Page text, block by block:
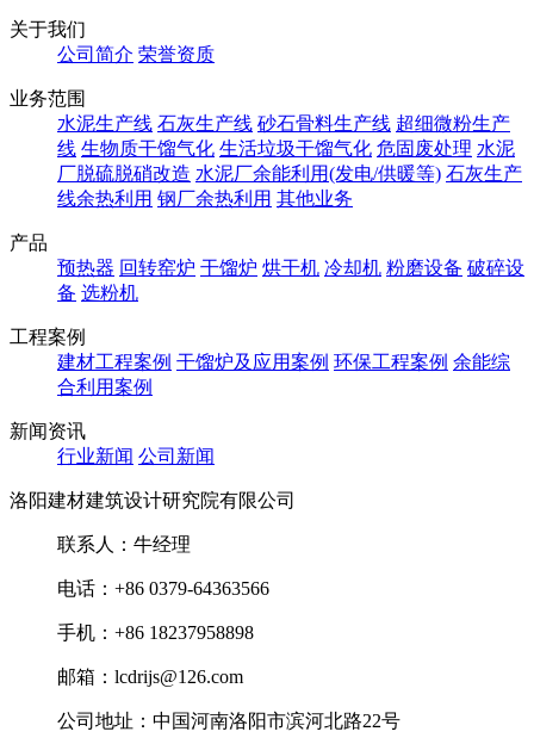
关于我们
公司简介 荣誉资质
业务范围
水泥生产线 石灰生产线 砂石骨料生产线 超细微粉生产
线 生物质干馏气化 生活垃圾干馏气化 危固废处理 水泥
厂脱硫脱硝改造 水泥厂余能利用(发电/供暖等) 石灰生产
线余热利用 钢厂余热利用 其他业务
产品
预热器 回转窑炉 干馏炉 烘干机 冷却机 粉磨设备 破碎设
备 选粉机
工程案例
建材工程案例 干馏炉及应用案例 环保工程案例 余能综
合利用案例
新闻资讯
行业新闻 公司新闻
洛阳建材建筑设计研究院有限公司
联系人：牛经理
电话：+86 0379-64363566
手机：+86 18237958898
邮箱：lcdrijs@126.com
公司地址：中国河南洛阳市滨河北路22号